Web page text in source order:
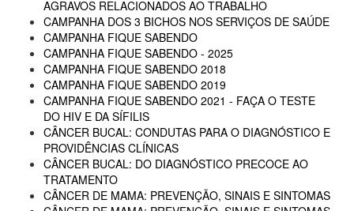
AGRAVOS RELACIONADOS AO TRABALHO
CAMPANHA DOS 3 BICHOS NOS SERVIÇOS DE SAÚDE
CAMPANHA FIQUE SABENDO
CAMPANHA FIQUE SABENDO - 2025
CAMPANHA FIQUE SABENDO 2018
CAMPANHA FIQUE SABENDO 2019
CAMPANHA FIQUE SABENDO 2021 - FAÇA O TESTE
DO HIV E DA SÍFILIS
CÂNCER BUCAL: CONDUTAS PARA O DIAGNÓSTICO E
PROVIDÊNCIAS CLÍNICAS
CÂNCER BUCAL: DO DIAGNÓSTICO PRECOCE AO
TRATAMENTO
CÂNCER DE MAMA: PREVENÇÃO, SINAIS E SINTOMAS